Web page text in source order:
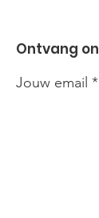
Ontvang
Jouw email